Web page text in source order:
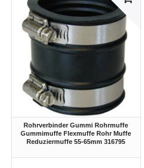
Rohrverbinder Gummi Rohrmuffe
Gummimuffe Flexmuffe Rohr Muffe
Reduziermuffe 55-65mm 316795